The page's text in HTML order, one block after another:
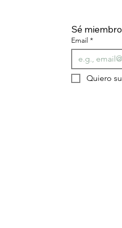
Sé
Email *
Quiero